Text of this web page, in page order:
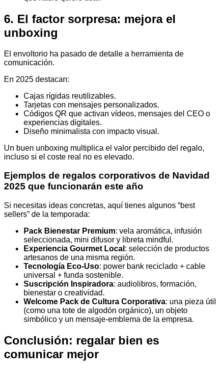
6. El factor sorpresa: mejora el
unboxing
El envoltorio ha pasado de detalle a herramienta de
comunicación.
En 2025 destacan:
Cajas rígidas reutilizables.
Tarjetas con mensajes personalizados.
Códigos QR que activan vídeos, mensajes del CEO o
experiencias digitales.
Diseño minimalista con impacto visual.
Un buen unboxing multiplica el valor percibido del regalo,
incluso si el coste real no es elevado.
Ejemplos de regalos corporativos de Navidad
2025 que funcionarán este año
Si necesitas ideas concretas, aquí tienes algunos “best
sellers” de la temporada:
Pack Bienestar Premium: vela aromática, infusión
seleccionada, mini difusor y libreta mindful.
Experiencia Gourmet Local : selección de productos
artesanos de una misma región.
Tecnología Eco-Uso: power bank reciclado + cable
universal + funda sostenible.
Suscripción Inspiradora: audiolibros, formación,
bienestar o creatividad.
Welcome Pack de Cultura Corporativa: una pieza útil
(como una tote de algodón orgánico), un objeto
simbólico y un mensaje-emblema de la empresa.
Conclusión: regalar bien es
comunicar mejor